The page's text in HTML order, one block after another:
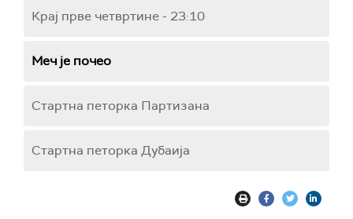
Крај прве четвртине - 23:10
Меч је почео
Стартна петорка Партизана
Стартна петорка Дубаија